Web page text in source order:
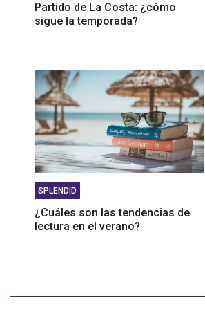
Partido de La Costa: ¿cómo
sigue la temporada?
SPLENDID
¿Cuáles son las tendencias de
lectura en el verano?